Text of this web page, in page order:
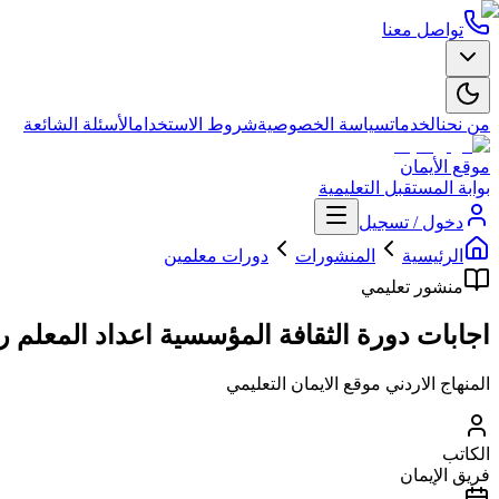
تواصل معنا
من نحنالخدماتسياسة الخصوصيةشروط الاستخدامالأسئلة الشائعة
موقع الأيمان
بوابة المستقبل التعليمية
دخول / تسجيل
الرئيسية
المنشورات
دورات معلمين
منشور تعليمي
اجابات دورة الثقافة المؤسسية اعداد
المنهاج الاردني موقع الايمان التعليمي
الكاتب
فريق الإيمان